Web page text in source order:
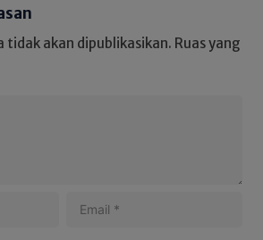
tidak akan dipublikasikan. Ruas yang